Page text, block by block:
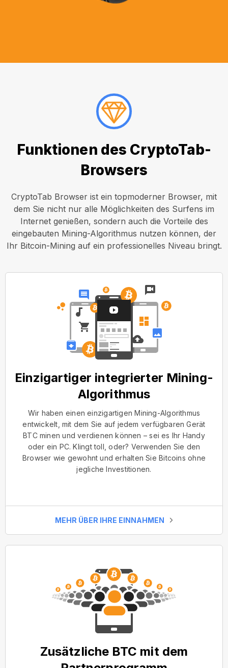
Funktionen des CryptoTab-
Browsers
CryptoTab Browser ist ein topmoderner Browser, mit
dem Sie nicht nur alle Möglichkeiten des Surfens im
Internet genießen, sondern auch die Vorteile des
eingebauten Mining-Algorithmus nutzen können, der
Ihr Bitcoin-Mining auf ein professionelles Niveau bringt.
Einzigartiger integrierter Mining-
Algorithmus
Wir haben einen einzigartigen Mining-Algorithmus
entwickelt, mit dem Sie auf jedem verfügbaren Gerät
BTC minen und verdienen können – sei es Ihr Handy
oder ein PC. Klingt toll, oder? Verwenden Sie den
Browser wie gewohnt und erhalten Sie Bitcoins ohne
jegliche Investitionen.
MEHR ÜBER IHRE EINNAHMEN
Zusätzliche BTC mit dem